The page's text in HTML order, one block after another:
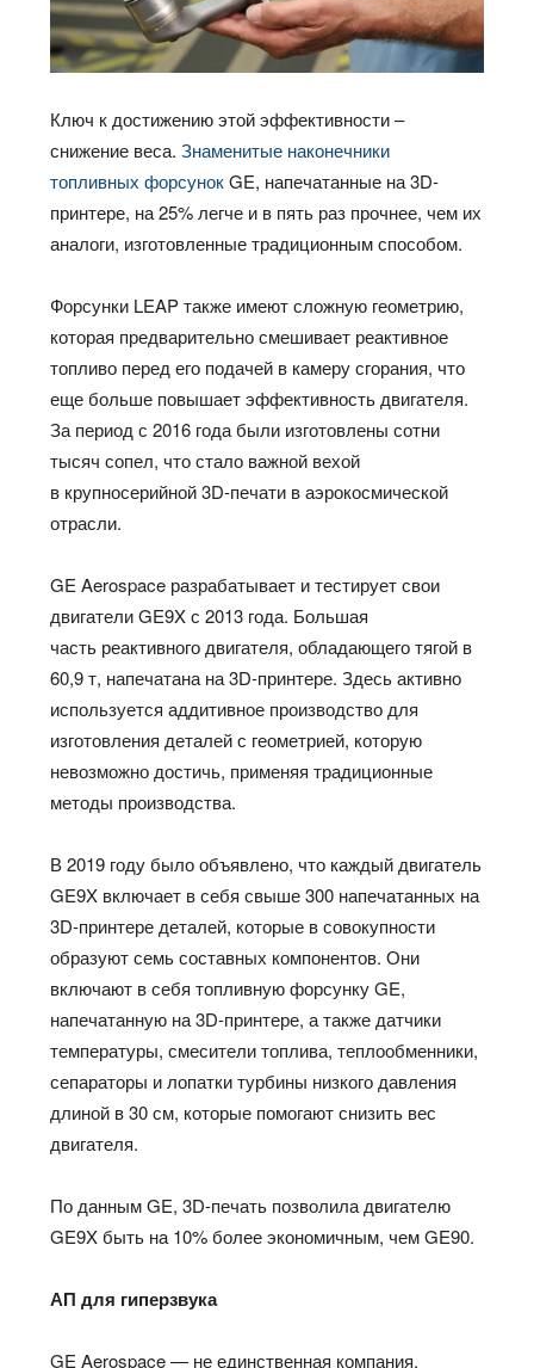
Ключ к достижению этой эффективности –
снижение веса.Знаменитые наконечники
топливных форсунокGE, напечатанные на 3D-
принтере, на 25% легче и в пять раз прочнее, чем их
аналоги, изготовленные традиционным способом.
Форсунки LEAP также имеют сложную геометрию,
которая предварительно смешивает реактивное
топливо перед его подачей в камеру сгорания, что
еще больше повышает эффективность двигателя.
За период с 2016 года были изготовлены сотни
тысяч сопел, что стало важной вехой
в крупносерийной 3D-печати в аэрокосмической
отрасли.
GE Aerospace разрабатывает и тестирует свои
двигатели GE9X с 2013 года. Большая
часть реактивного двигателя, обладающего тягой в
60,9 т, напечатана на 3D-принтере. Здесь активно
используется аддитивное производство для
изготовления деталей с геометрией, которую
невозможно достичь, применяя традиционные
методы производства.
В 2019 году было объявлено, что каждый двигатель
GE9X включает в себя свыше 300 напечатанных на
3D-принтере деталей, которые в совокупности
образуют семь составных компонентов. Они
включают в себя топливную форсунку GE,
напечатанную на 3D-принтере, а также датчики
температуры, смесители топлива, теплообменники,
сепараторы и лопатки турбины низкого давления
длиной в 30 см, которые помогают снизить вес
двигателя.
По данным GE, 3D-печать позволила двигателю
GE9X быть на 10% более экономичным, чем GE90.
АП для гиперзвука
GE Aerospace — не единственная компания,